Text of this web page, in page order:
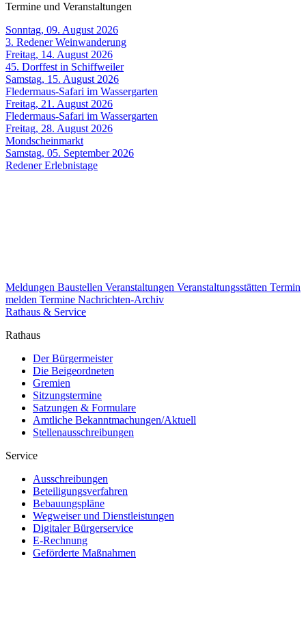
Termine und Veranstaltungen
Sonntag, 09. August 2026
3. Redener Weinwanderung
Freitag, 14. August 2026
45. Dorffest in Schiffweiler
Samstag, 15. August 2026
Fledermaus-Safari im Wassergarten
Freitag, 21. August 2026
Fledermaus-Safari im Wassergarten
Freitag, 28. August 2026
Mondscheinmarkt
Samstag, 05. September 2026
Redener Erlebnistage
Meldungen Baustellen Veranstaltungen Veranstaltungsstätten Termin
melden Termine Nachrichten-Archiv
Rathaus & Service
Rathaus
Der Bürgermeister
Die Beigeordneten
Gremien
Sitzungstermine
Satzungen & Formulare
Amtliche Bekanntmachungen/Aktuell
Stellenausschreibungen
Service
Ausschreibungen
Beteiligungsverfahren
Bebauungspläne
Wegweiser und Dienstleistungen
Digitaler Bürgerservice
E-Rechnung
Geförderte Maßnahmen